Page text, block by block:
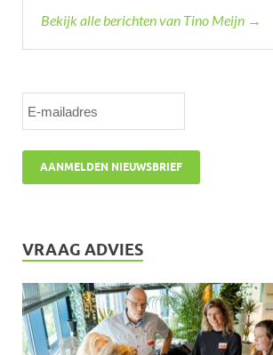
Bekijk alle berichten van Tino Meijn →
VRAAG ADVIES